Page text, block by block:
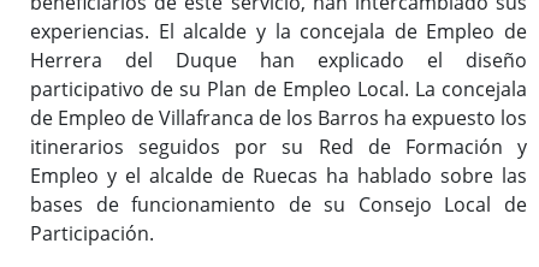
experiencias. El alcalde y la concejala de Empleo de
Herrera del Duque han explicado el diseño
participativo de su Plan de Empleo Local. La concejala
de Empleo de Villafranca de los Barros ha expuesto los
itinerarios seguidos por su Red de Formación y
Empleo y el alcalde de Ruecas ha hablado sobre las
bases de funcionamiento de su Consejo Local de
Participación.